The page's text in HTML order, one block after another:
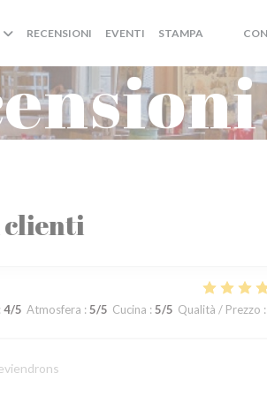
RECENSIONI EVENTI STAMPA
((APRE
clienti
4/5 Atmosfera : 5/5 Cucina : 5/5 Qualità / Prezzo :